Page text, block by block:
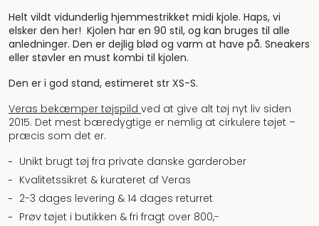
Helt vildt vidunderlig hjemmestrikket midi kjole. Haps, vi
elsker den her! Kjolen har en 90 stil, og kan bruges til alle
anledninger. Den er dejlig blød og varm at have på. Sneakers
eller støvler en must kombi til kjolen.
Den er i god stand, estimeret str XS-S.
Veras bekæmper tøjspild ved at give alt tøj nyt liv siden
2015. Det mest bæredygtige er nemlig at cirkulere tøjet –
præcis som det er.
Unikt brugt tøj fra private danske garderober
Kvalitetssikret & kurateret af Veras
2-3 dages levering & 14 dages returret
Prøv tøjet i butikken & fri fragt over 800,-